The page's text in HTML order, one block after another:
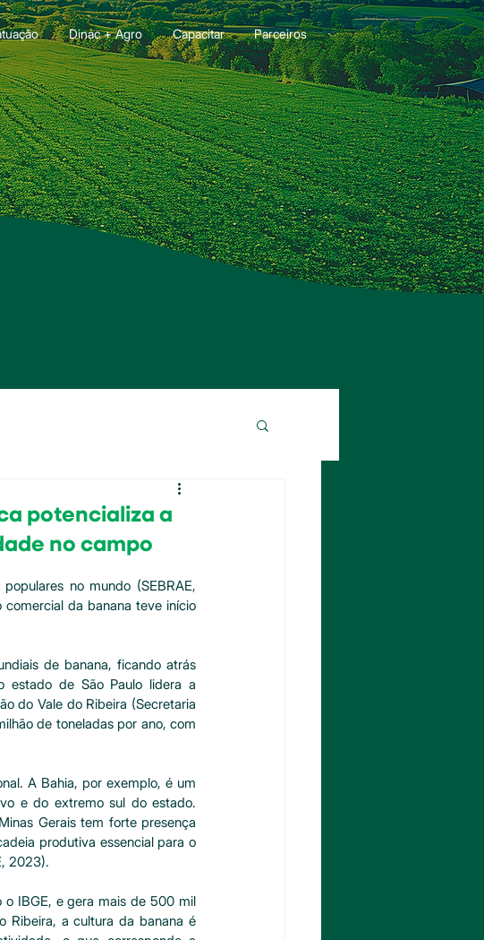
Dinac + Agro Capacitar Parceiros
potencializa a
no campo
no mundo (SEBRAE,
da banana teve início
de banana, ficando atrás
estado de São Paulo lidera a
do Vale do Ribeira (Secretaria
de toneladas por ano, com
A Bahia, por exemplo, é um
e do extremo sul do estado.
Gerais tem forte presença
produtiva essencial para o
2023).
IBGE, e gera mais de 500 mil
Ribeira, a cultura da banana é